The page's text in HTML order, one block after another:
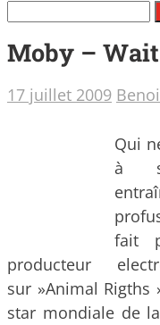
Moby –
17 juillet 2009
Qui
à
fait
producteur
sur »Animal
star mondiale de